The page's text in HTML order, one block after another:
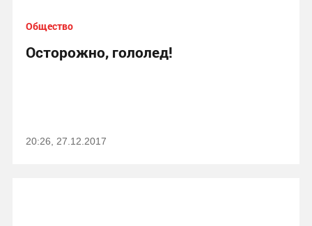
Общество
Осторожно, гололед!
20:26, 27.12.2017